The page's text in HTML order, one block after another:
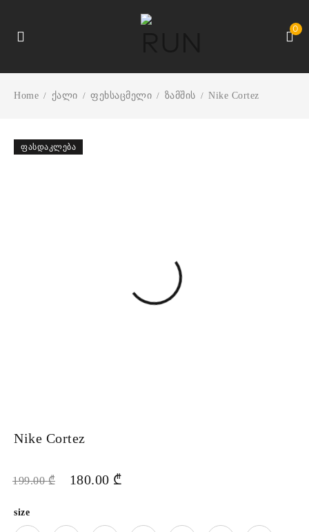
0
Home / ქალი / ფეხსაცმელი / ზამშის / Nike Cortez
ᲤᲐᲡᲓᲐᲙᲚᲔᲑᲐ
Nike Cortez
199.00₾ 180.00 ₾
size